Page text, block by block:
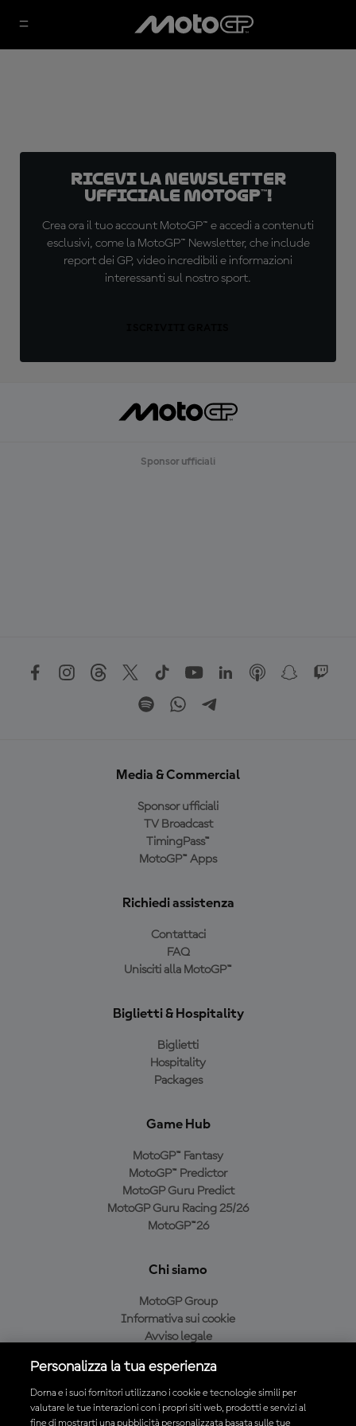
Ricevi la newsletter
ufficiale MotoGP™!
Crea ora il tuo account MotoGP™ e accedi a contenuti
esclusivi, come la MotoGP™ Newsletter, che include
report dei GP, video incredibili e informazioni
interessanti sul nostro sport.
Sponsor ufficiali
Media & Commercial
Sponsor ufficiali
TV Broadcast
TimingPass™
MotoGP™ Apps
Richiedi assistenza
Contattaci
FAQ
Unisciti alla MotoGP™
Biglietti & Hospitality
Biglietti
Hospitality
Packages
Game Hub
MotoGP™ Fantasy
MotoGP™ Predictor
MotoGP Guru Predict
MotoGP Guru Racing 25/26
MotoGP™26
Chi siamo
MotoGP Group
Informativa sui cookie
Avviso legale
Condizioni di acquisto
Personalizza la tua esperienza
Dorna e i suoi fornitori utilizzano i cookie e tecnologie simili per
valutare le tue interazioni con i propri siti web, prodotti e servizi al
fine di mostrarti una pubblicità personalizzata basata sulle tue